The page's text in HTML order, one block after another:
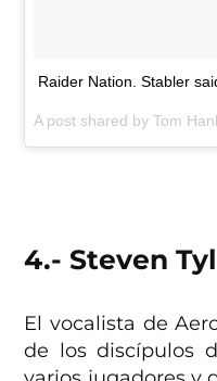
Raider Nation. Stabler
A post shared by Tom
4.- Steven
El vocalista de
de los discípulos